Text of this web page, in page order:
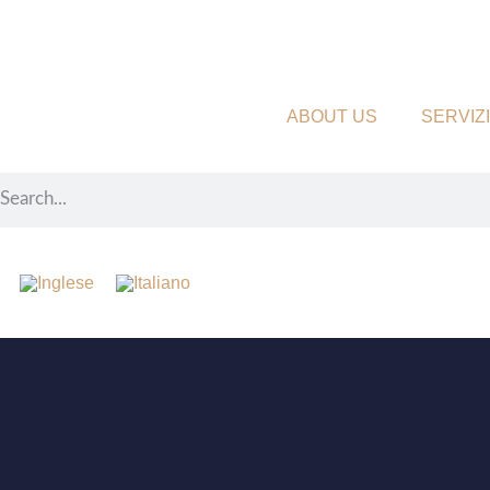
ABOUT US SERVIZI